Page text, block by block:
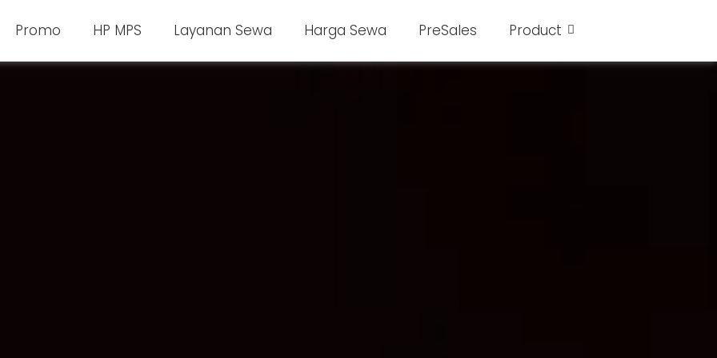
Promo HP MPS Layanan Sewa Harga Sewa PreSales Product